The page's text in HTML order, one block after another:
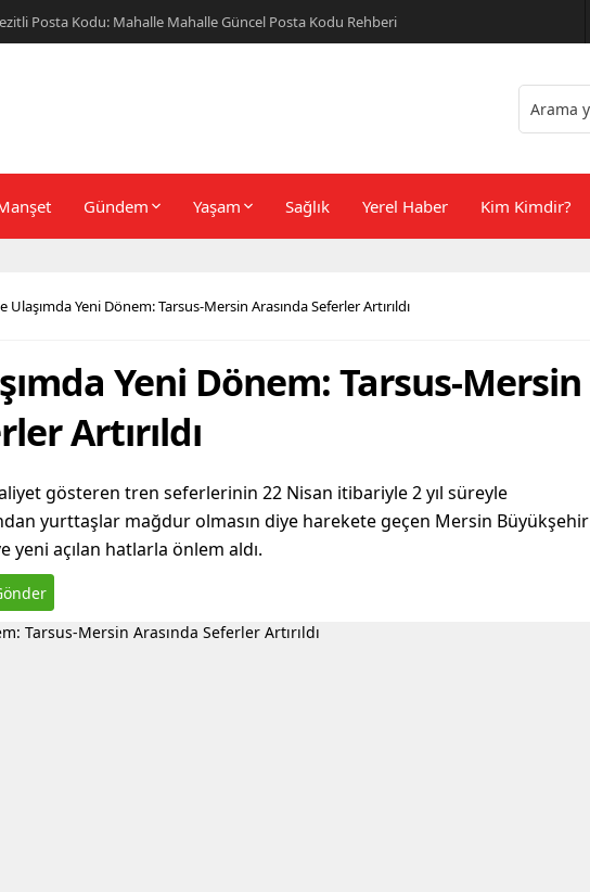
İçin Erkek Sneaker Önerileri
Gündem Yaşam Sağlık Yerel Haber Kim Kimdir?
Ulaşımda Yeni Dönem: Tarsus-Mersin Arasında Seferler Artırıldı
Yeni Dönem: Tarsus-Mersin
Artırıldı
gösteren tren seferlerinin 22 Nisan itibariyle 2 yıl süreyle
yurttaşlar mağdur olmasın diye harekete geçen Mersin Büyükşehir
yeni açılan hatlarla önlem aldı.